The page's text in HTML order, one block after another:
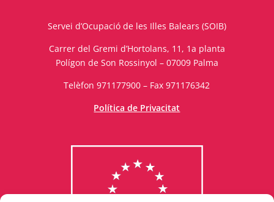
Servei d’Ocupació de les Illes Balears (SOIB)
Carrer del Gremi d’Hortolans, 11, 1a planta
Polígon de Son Rossinyol – 07009 Palma
Telèfon 971177900 – Fax 971176342
Política de Privacitat